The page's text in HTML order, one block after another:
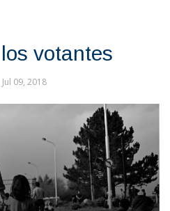
votantes
Jul 09, 2018